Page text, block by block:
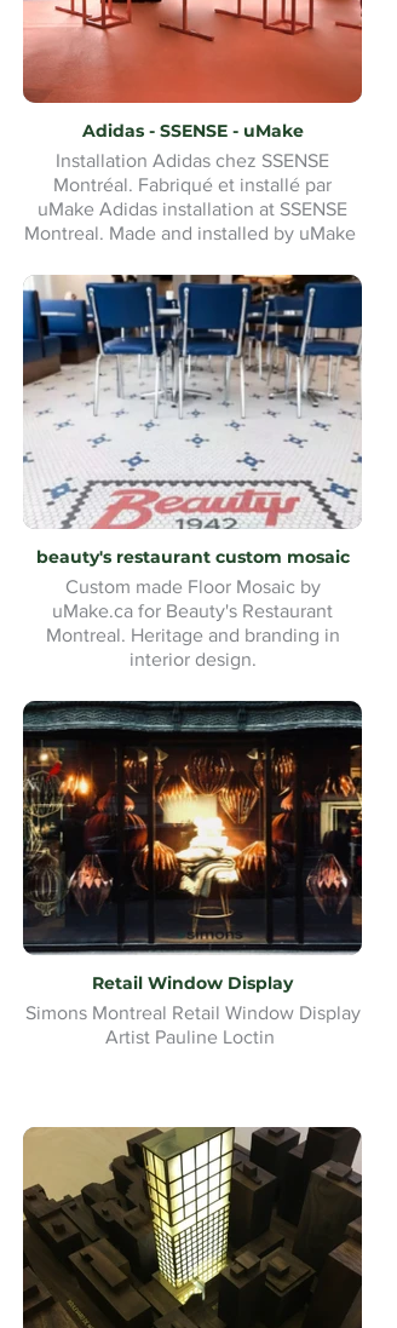
Adidas - SSENSE - uMake
Installation Adidas chez SSENSE
Montréal. Fabriqué et installé par
uMake Adidas installation at SSENSE
Montreal. Made and installed by uMake
beauty's restaurant custom mosaic
Custom made Floor Mosaic by
uMake.ca for Beauty's Restaurant
Montreal. Heritage and branding in
interior design.
Retail Window Display
Simons Montreal Retail Window Display
Artist Pauline Loctin